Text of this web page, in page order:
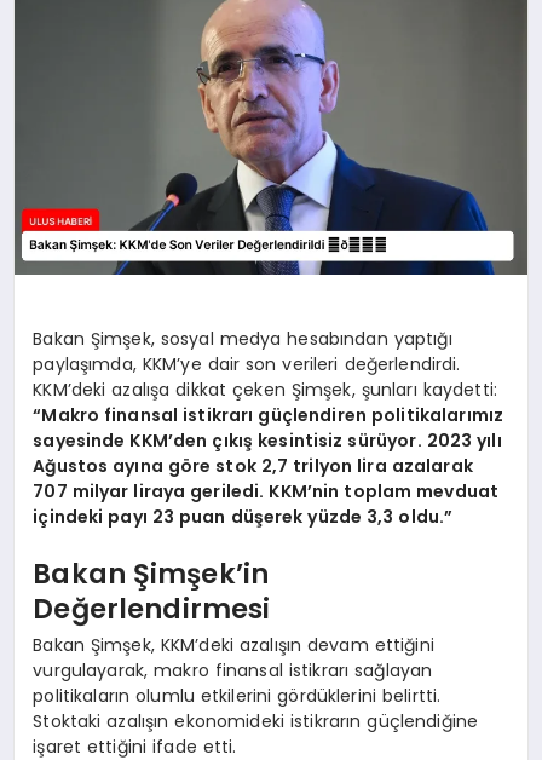
Bakan Şimşek, sosyal medya hesabından yaptığı
paylaşımda, KKM’ye dair son verileri değerlendirdi.
KKM’deki azalışa dikkat çeken Şimşek, şunları kaydetti:
“Makro finansal istikrarı güçlendiren politikalarımız
sayesinde KKM’den çıkış kesintisiz sürüyor. 2023 yılı
Ağustos ayına göre stok 2,7 trilyon lira azalarak
707 milyar liraya geriledi. KKM’nin toplam mevduat
içindeki payı 23 puan düşerek yüzde 3,3 oldu.”
Bakan Şimşek’in
Değerlendirmesi
Bakan Şimşek, KKM’deki azalışın devam ettiğini
vurgulayarak, makro finansal istikrarı sağlayan
politikaların olumlu etkilerini gördüklerini belirtti.
Stoktaki azalışın ekonomideki istikrarın güçlendiğine
işaret ettiğini ifade etti.